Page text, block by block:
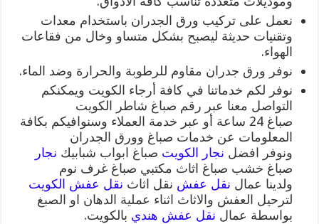
نعمل على تركيب ورق الجدران باستخدام معدات
وتقنيات حديثة ليصبح بشكل متساو وخال من فقاعات
الهواء.
نوفر ورق جدران مقاوم للرطوبة والحرارة وضد الماء.
نوفر لكم خدماتنا في كافة أرجاء الكويت ويمكنكم
التواصل معنا عبر رقم صباغ شاطر الكويت
صباغ 24 ساعة أو عبر خدمة العملاء وسنوافيكم بكافة
المعلومات عن خدمات صباغ وورق الجدران
ونوفر افضل نجار الكويت صباغ ابواب شبابيك نجار
صباغ خشب صباغ اثاث مكتبي صباغ غرف نوم
ولدينا عمال نقل عفش نقل اثاث نقل عفش الكويت
لترحيل العفش والاثاث اثناء عملية الدهان او الصبغ
بواسطة عمال نقل عفش هندي بالكويت.